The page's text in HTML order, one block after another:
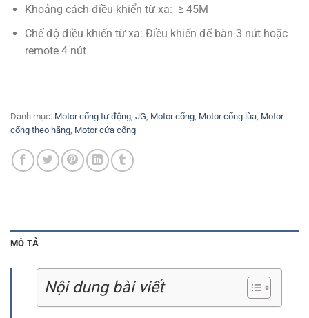
Khoảng cách điều khiển từ xa: ≥ 45M
Chế độ điều khiển từ xa: Điều khiển để bàn 3 nút hoặc
remote 4 nút
Danh mục: Motor cổng tự động JG Motor cổng Motor cổng lùa Motor
cổng theo hãng Motor cửa cổng
MÔ TẢ
Nội dung bài viết